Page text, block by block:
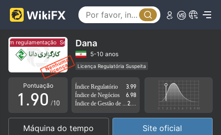
regulamentação Sem regulamentação
Dana
5-10 anos
Licença Regulatória Suspeita
Região de negócios suspeita
Risco potencial alto
Pontuação
0
1
2
.
5
6
7
8
90
1
/10
Índice Regulatório
3.99
Índice de Negócios
6.98
Máquina do tempo Site oficial